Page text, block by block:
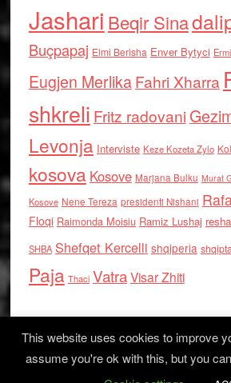
Jashari Beqir Sina
Buçpapaj Elmi Berisha Enver Bytyci
Eugjen MerlikaFahri Xharra
shkreli Fritz radovani
Levonja Interviste Keze Kozeta Zylo
kosova Kosove Marjana Bulku Murat
Kosove Nene Tereza presidenti Nishani
Floqi Raimonda Moisiu Ramiz Lushaj
SHBA Shefqet Kercelli shqiperia
Paja Thaci VatraVisar Zhiti
This website uses cookies to improve
assume you're ok with this, but you